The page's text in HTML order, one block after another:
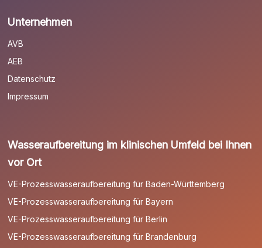
Unternehmen
AVB
AEB
Datenschutz
Impressum
Wasseraufbereitung im klinischen Umfeld bei Ihnen
vor Ort
VE-Prozesswasseraufbereitung für Baden-Württemberg
VE-Prozesswasseraufbereitung für Bayern
VE-Prozesswasseraufbereitung für Berlin
VE-Prozesswasseraufbereitung für Brandenburg